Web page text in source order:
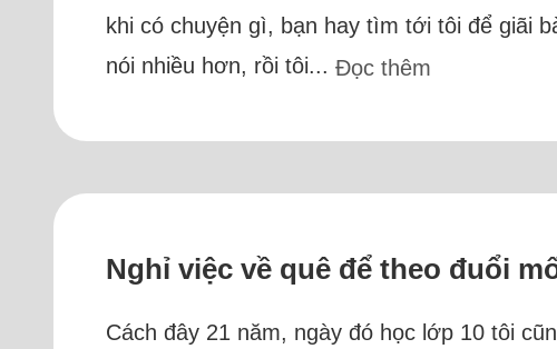
khi có chuyện gì, bạn hay tìm tới tôi để giãi
nói nhiều hơn, rồi tôi...Đọc thêm
Nghỉ việc về quê để theo đuổi
Cách đây 21 năm, ngày đó học lớp 10 tôi